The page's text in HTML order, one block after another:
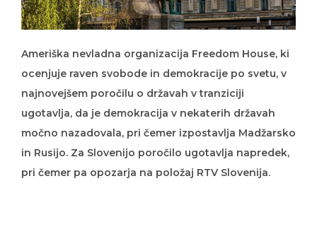
ocenjuje raven svobode in demokracije po svetu, v
najnovejšem poročilu o državah v tranziciji
ugotavlja, da je demokracija v nekaterih državah
močno nazadovala, pri čemer izpostavlja Madžarsko
in Rusijo. Za Slovenijo poročilo ugotavlja napredek,
pri čemer pa opozarja na položaj RTV Slovenija.